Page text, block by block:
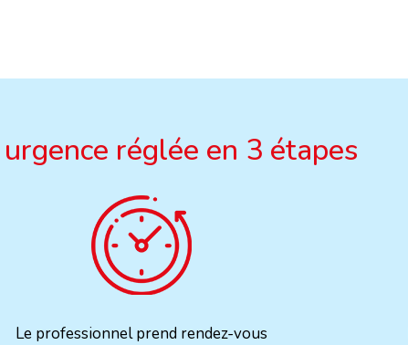
réglée en 3 étapes
Le professionnel prend rendez-vous